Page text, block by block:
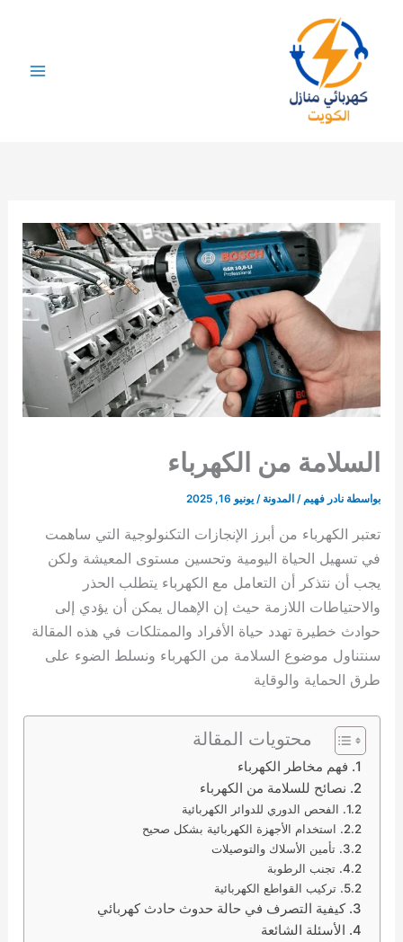
المحتوى
السلامة من الكهرباء
بواسطة نادر فهيم/ المدونة /يونيو 16, 2025
تعتبر الكهرباء من أبرز الإنجازات التكنولوجية التي ساهمت
في تسهيل الحياة اليومية وتحسين مستوى المعيشة ولكن
يجب أن نتذكر أن التعامل مع الكهرباء يتطلب الحذر
والاحتياطات اللازمة حيث إن الإهمال يمكن أن يؤدي إلى
حوادث خطيرة تهدد حياة الأفراد والممتلكات في هذه المقالة
سنتناول موضوع السلامة من الكهرباء ونسلط الضوء على
طرق الحماية والوقاية
محتويات المقالة
فهم مخاطر الكهرباء
نصائح للسلامة من الكهرباء
الفحص الدوري للدوائر الكهربائية
استخدام الأجهزة الكهربائية بشكل صحيح
تأمين الأسلاك والتوصيلات
تجنب الرطوبة
تركيب القواطع الكهربائية
كيفية التصرف في حالة حدوث حادث كهربائي
الأسئلة الشائعة